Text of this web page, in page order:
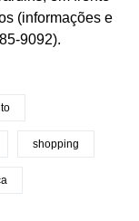
(informações e
9092).
shopping